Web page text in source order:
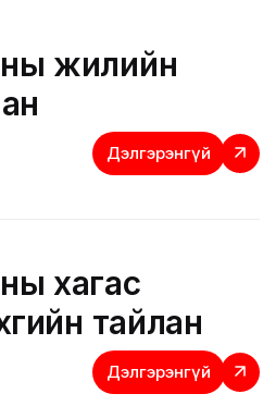
жилийн
Дэлгэрэнгүй
хагас
тайлан
Дэлгэрэнгүй